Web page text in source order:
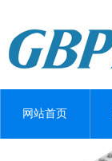
网站首页